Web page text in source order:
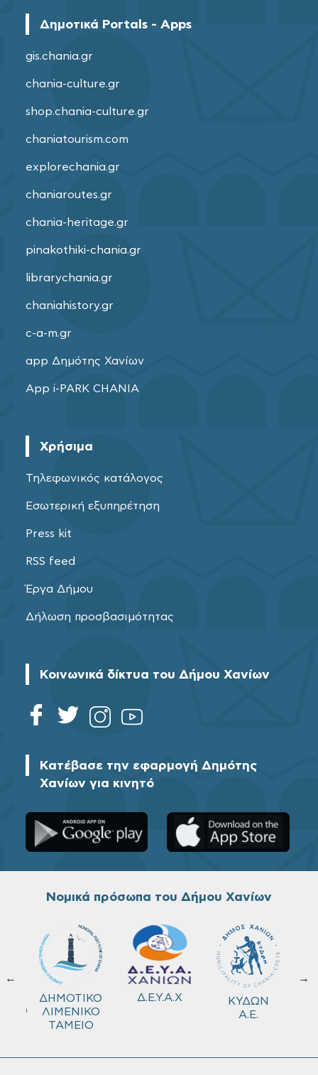
Δημοτικά Portals - Apps
gis.chania.gr
chania-culture.gr
shop.chania-culture.gr
chaniatourism.com
explorechania.gr
chaniaroutes.gr
chania-heritage.gr
pinakothiki-chania.gr
librarychania.gr
chaniahistory.gr
c-a-m.gr
app Δημότης Χανίων
App i-PARK CHANIA
Χρήσιμα
Τηλεφωνικός κατάλογος
Εσωτερική εξυπηρέτηση
Press kit
RSS feed
Έργα Δήμου
Δήλωση προσβασιμότητας
Κοινωνικά δίκτυα του Δήμου Χανίων
Κατέβασε την εφαρμογή Δημότης
Χανίων για κινητό
Νομικά πρόσωπα του Δήμου Χανίων
←
ΔΗΜΟΤΙΚΟ
ΛΙΜΕΝΙΚΟ
ΤΑΜΕΙΟ
Δ.Ε.Υ.Α.Χ
ΚΥΔΩΝ
Α.Ε.
→